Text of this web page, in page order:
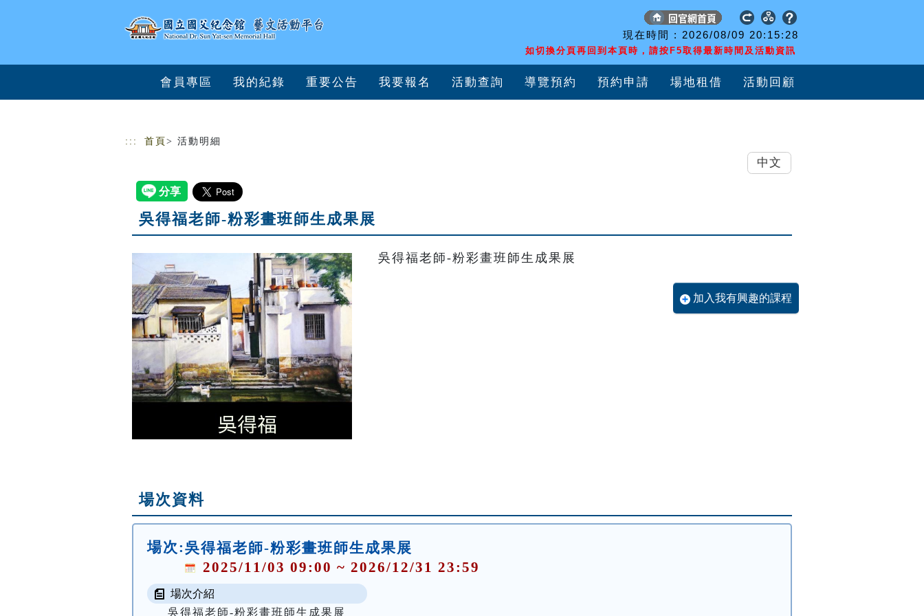
現在時間 : 2026/08/09 20:15:28
如切換分頁再回到本頁時，請按F5取得最新時間及活動資訊
會員專區 我的紀錄 重要公告 我要報名 活動查詢 導覽預約 預約申請 場地租借 活動回顧
::: 首頁 > 活動明細
吳得福老師-粉彩畫班師生成果展
吳得福老師-粉彩畫班師生成果展
加入我有興趣的課程
場次資料
場次:吳得福老師-粉彩畫班師生成果展
2025/11/03 09:00 ~ 2026/12/31 23:59
場次介紹
吳得福老師-粉彩畫班師生成果展